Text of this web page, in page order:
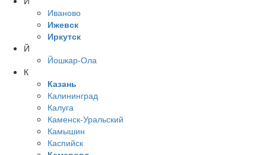
Иваново
Ижевск
Иркутск
Й
Йошкар-Ола
К
Казань
Калининград
Калуга
Каменск-Уральский
Камышин
Каспийск